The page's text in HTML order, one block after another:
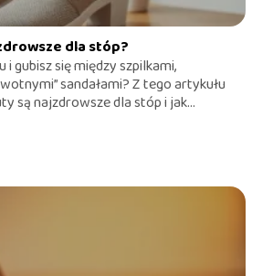
dla stóp?
i gubisz się między szpilkami,
sandałami? Z tego artykułu
są najzdrowsze dla stóp i jak...